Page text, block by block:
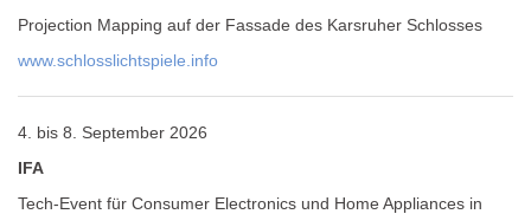
Projection Mapping auf der Fassade des Karsruher Schlosses
www.schlosslichtspiele.info
4. bis 8. September 2026
IFA
Tech-Event für Consumer Electronics und Home Appliances in